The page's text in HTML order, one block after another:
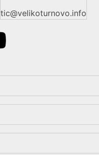
tic@velikoturnovo.info